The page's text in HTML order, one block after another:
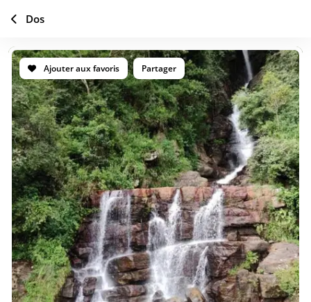
Ajouter aux favoris Partager
Dos